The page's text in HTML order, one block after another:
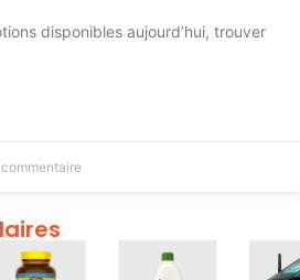
disponibles aujourd’hui, trouver